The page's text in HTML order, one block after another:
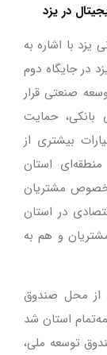
در یزد
یزد با اشاره به
در جایگاه دوم
صنعتی قرار
حمایت
بیشتری از
استان
خصوص مشتریان
در استان
و هم به
از محل صندوق
استان شد
توسعه ملی،